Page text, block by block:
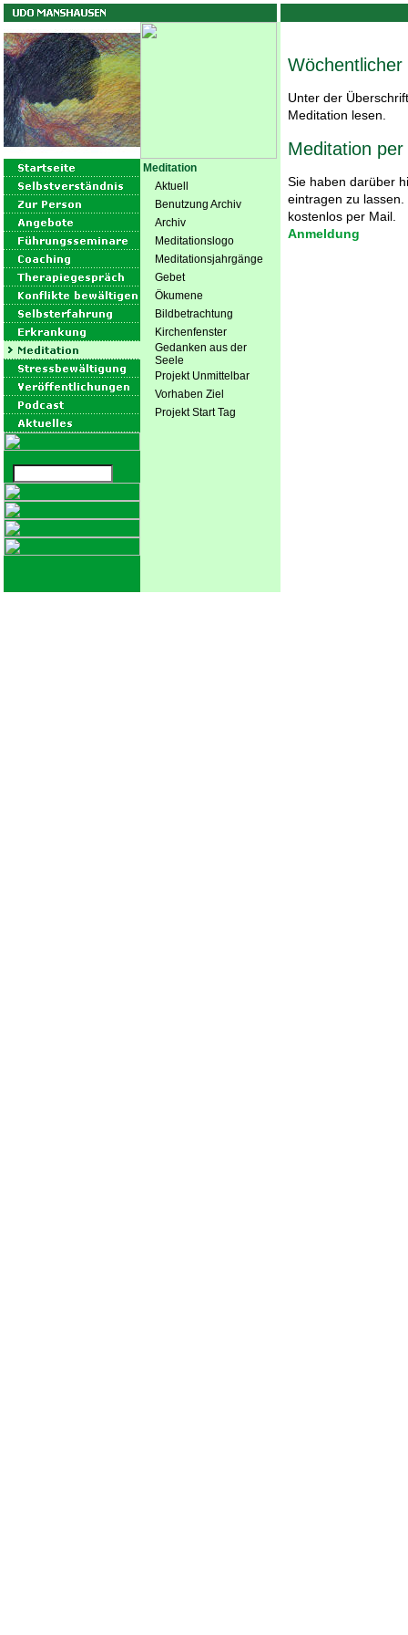
Meditation
Aktuell
Benutzung Archiv
Archiv
Meditationslogo
Meditationsjahrgänge
Gebet
Ökumene
Bildbetrachtung
Kirchenfenster
Gedanken aus der
Seele
Projekt Unmittelbar
Vorhaben Ziel
Projekt Start Tag
Unter der
Meditation lesen.
Meditation per
Sie haben darüber
eintragen zu
kostenlos per Mail.
Anmeldung